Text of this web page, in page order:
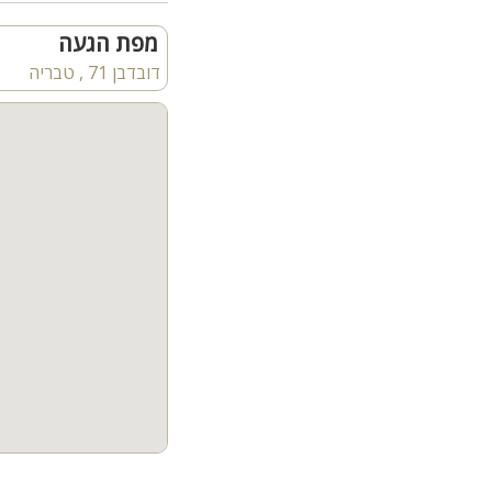
9 חדרי רחצה פרטיים + 2 חדרי שירותים נפרדים
מתחם חיצוני:
בריכת שחייה פרטית -
מפת הגעה
דובדבן 71 , טבריה